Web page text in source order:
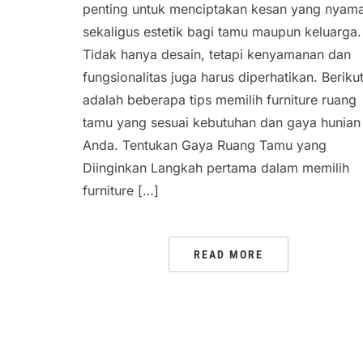
penting untuk menciptakan kesan yang
sekaligus estetik bagi tamu maupun keluarga.
Tidak hanya desain, tetapi kenyamanan dan
fungsionalitas juga harus diperhatikan. Berikut
adalah beberapa tips memilih furniture ruang
tamu yang sesuai kebutuhan dan gaya hunian
Anda. Tentukan Gaya Ruang Tamu yang
Diinginkan Langkah pertama dalam memilih
furniture […]
READ MORE